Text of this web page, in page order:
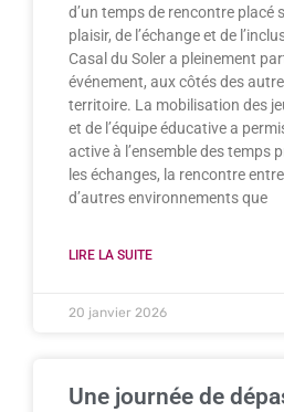
d’un temps de rencontre placé
plaisir, de l’échange et de
Casal du Soler a pleinement
événement, aux côtés des
territoire. La mobilisation des
et de l’équipe éducative a
active à l’ensemble des temps
les échanges, la rencontre
d’autres environnements que
LIRE LA SUITE
20 janvier 2026
Une journée de